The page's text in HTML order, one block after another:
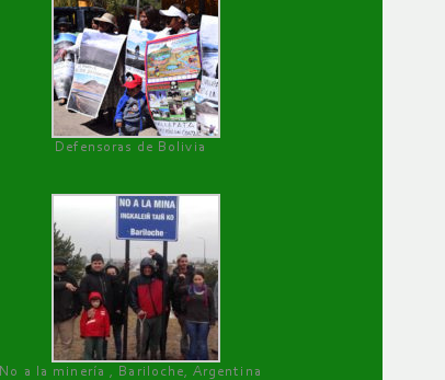
Defensoras de Bolivia
No a la minería , Bariloche, Argentina